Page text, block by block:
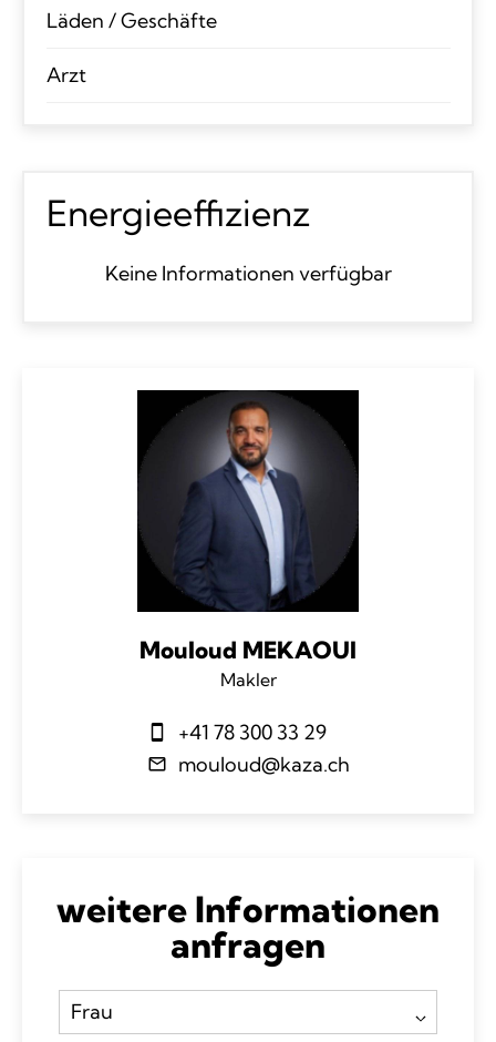
Läden / Geschäfte
Arzt
Energieeffizienz
Keine Informationen verfügbar
Mouloud MEKAOUI
Makler
+41 78 300 33 29
mouloud@kaza.ch
weitere Informationen
anfragen